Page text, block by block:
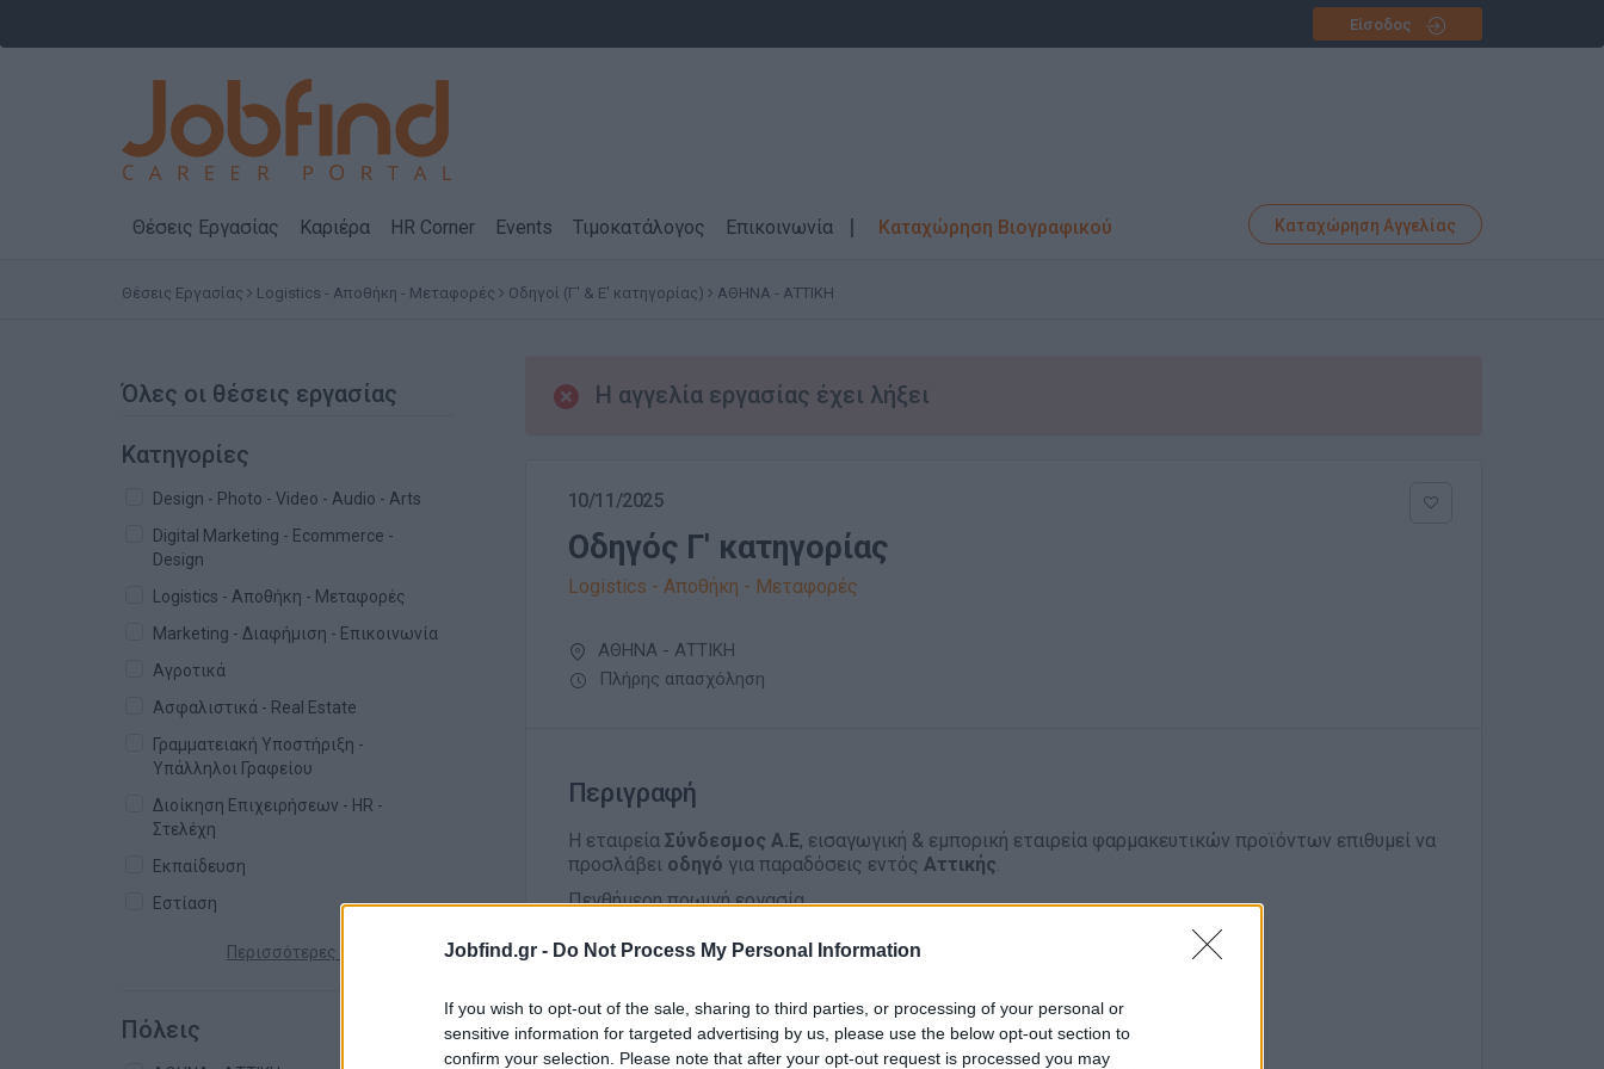
Jobfind.gr - Do Not Process My Personal Information
If you wish to opt-out of the sale, sharing to third parties, or processing of your personal or
sensitive information for targeted advertising by us, please use the below opt-out section to
confirm your selection. Please note that after your opt-out request is processed you may
Είσοδος
Θέσεις Εργασίας Καριέρα HR Corner Events Τιμοκατάλογος Επικοινωνία Καταχώρηση Βιογραφικού Καταχώρηση Αγγελίας
Θέσεις Εργασίας Logistics - Αποθήκη - Μεταφορές Οδηγοί (Γ' & Ε' κατηγορίας) ΑΘΗΝΑ - ΑΤΤΙΚΗ
Όλες οι θέσεις εργασίας
Κατηγορίες
Design - Photo - Video - Audio - Arts
Digital Marketing - Ecommerce -
Design
Logistics - Αποθήκη - Μεταφορές
Marketing - Διαφήμιση - Επικοινωνία
Αγροτικά
Ασφαλιστικά - Real Estate
Γραμματειακή Υποστήριξη -
Υπάλληλοι Γραφείου
Διοίκηση Επιχειρήσεων - HR -
Στελέχη
Εκπαίδευση
Εστίαση
Περισσότερες κατηγορίες +
Πόλεις
Η αγγελία εργασίας έχει λήξει
10/11/2025
Οδηγός Γ' κατηγορίας
Logistics - Αποθήκη - Μεταφορές
ΑΘΗΝΑ - ΑΤΤΙΚΗ
Πλήρης απασχόληση
Περιγραφή
Η εταιρεία Σύνδεσμος Α.Ε, εισαγωγική & εμπορική εταιρεία φαρμακευτικών προϊόντων επιθυμεί να
προσλάβει οδηγό για παραδόσεις εντός Αττικής.
Πενθήμερη πρωινή εργασία.
Απαραίτητα Προσόντα
Δίπλωμα Γ΄ κατηγορίας
ΠΕΙ